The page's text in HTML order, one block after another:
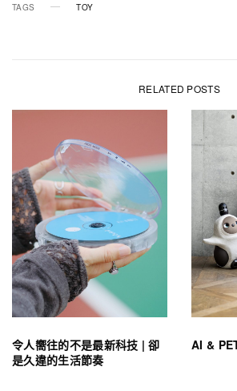
TAGS TOY
RELATED POSTS
令人嚮往的不是最新科技 | 卻
是久違的生活節奏
AI &